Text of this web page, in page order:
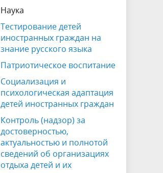
Наука
Тестирование детей
иностранных граждан на
знание русского языка
Патриотическое воспитание
Социализация и
психологическая адаптация
детей иностранных граждан
Контроль (надзор) за
достоверностью,
актуальностью и полнотой
сведений об организациях
отдыха детей и их